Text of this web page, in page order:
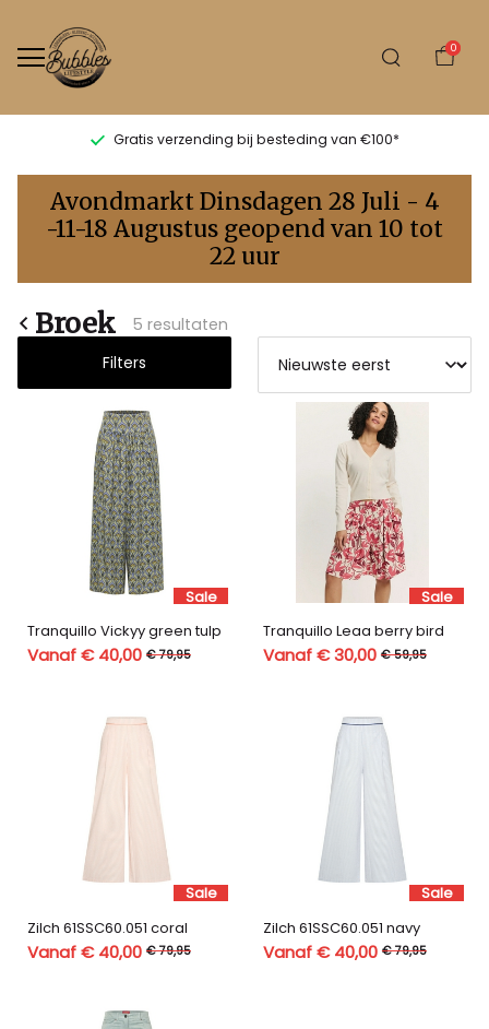
0
Gratis verzending bij besteding van €100*
Broek
Bubbles
Sluis
Avondmarkt Dinsdagen 28 Juli - 4
-11-18 Augustus geopend van 10 tot
22 uur
Broek
5 resultaten
Filters
Sale
Tranquillo Vickyy green tulp
Vanaf € 40,00 € 79,95
Sale
Tranquillo Leaa berry bird
Vanaf € 30,00 € 59,95
Sale
Zilch 61SSC60.051 coral
Vanaf € 40,00 € 79,95
Sale
Zilch 61SSC60.051 navy
Vanaf € 40,00 € 79,95